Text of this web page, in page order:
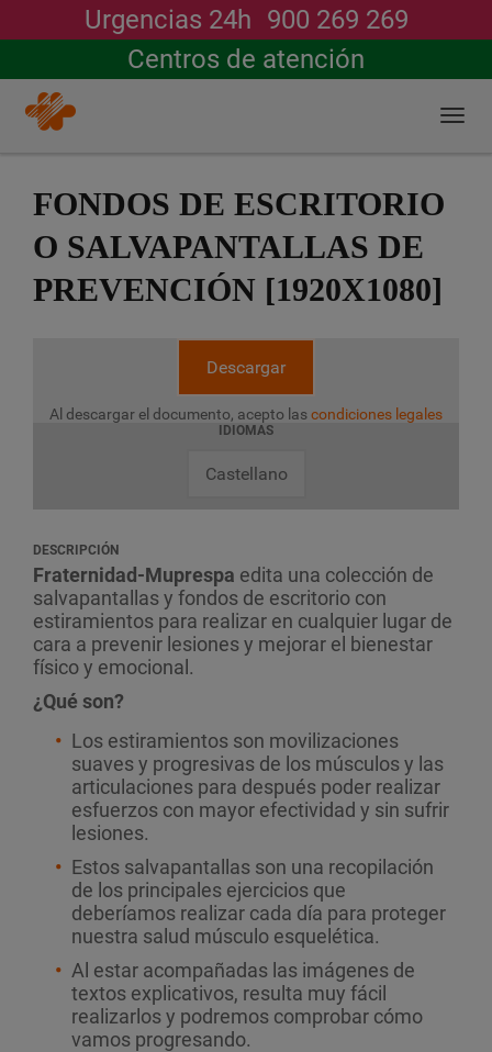
Urgencias 24h 900 269 269
Centros de atención
搜索
FONDOS DE ESCRITORIO
O SALVAPANTALLAS DE
PREVENCIÓN [1920X1080]
Descargar
Al descargar el documento, acepto lascondiciones legales
IDIOMAS
Castellano
DESCRIPCIÓN
Fraternidad-Muprespa edita una colección de
salvapantallas y fondos de escritorio con
estiramientos para realizar en cualquier lugar de
cara a prevenir lesiones y mejorar el bienestar
físico y emocional.
¿Qué son?
Los estiramientos son movilizaciones
suaves y progresivas de los músculos y las
articulaciones para después poder realizar
esfuerzos con mayor efectividad y sin sufrir
lesiones.
Estos salvapantallas son una recopilación
de los principales ejercicios que
deberíamos realizar cada día para proteger
nuestra salud músculo esquelética.
Al estar acompañadas las imágenes de
textos explicativos, resulta muy fácil
realizarlos y podremos comprobar cómo
vamos progresando.